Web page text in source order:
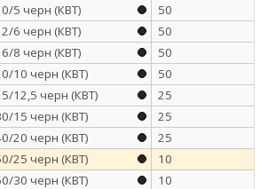
5 черн (КВТ) 50
6 черн (КВТ) 50
8 черн (КВТ) 50
10 черн (КВТ) 50
12,5 черн (КВТ) 25
15 черн (КВТ) 25
20 черн (КВТ) 25
25 черн (КВТ) 10
30 черн (КВТ) 10